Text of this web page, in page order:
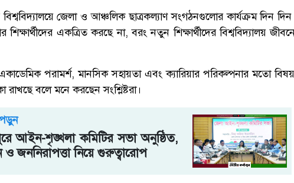
বিশ্ববিদ্যালয়ে জেলা ও আঞ্চলিক ছাত্রকল্যাণ সংগঠনগুলোর কার্যক্রম দিন
একত্রিত করছে না, বরং নতুন শিক্ষার্থীদের বিশ্ববিদ্যালয়
পরামর্শ, মানসিক সহায়তা এবং ক্যারিয়ার পরিকল্পনার মতো
বলে মনে করছেন সংশ্লিষ্টরা।
আইন-শৃঙ্খলা কমিটির সভা অনুষ্ঠিত,
ও জননিরাপত্তা নিয়ে গুরুত্বারোপ